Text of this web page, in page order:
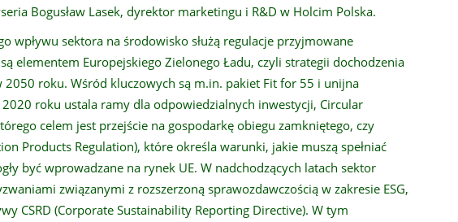
Bogusław Lasek, dyrektor marketingu i R&D w Holcim Polska.
wpływu sektora na środowisko służą regulacje przyjmowane
elementem Europejskiego Zielonego Ładu, czyli strategii dochodzenia
roku. Wśród kluczowych są m.in. pakiet Fit for 55 i unijna
roku ustala ramy dla odpowiedzialnych inwestycji, Circular
celem jest przejście na gospodarkę obiegu zamkniętego, czy
Products Regulation), które określa warunki, jakie muszą spełniać
być wprowadzane na rynek UE. W nadchodzących latach sektor
związanymi z rozszerzoną sprawozdawczością w zakresie ESG,
CSRD (Corporate Sustainability Reporting Directive). W tym